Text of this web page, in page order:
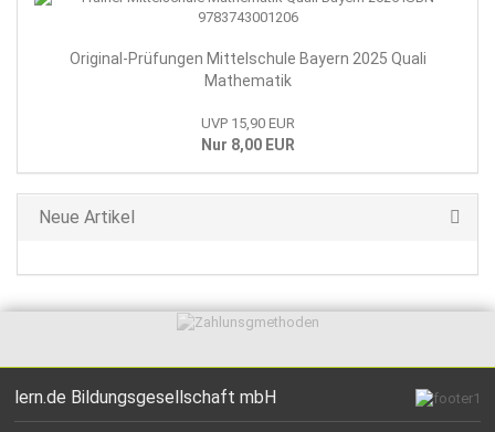
Original-Prüfungen Mittelschule Bayern 2025 Quali
Mathematik
UVP 15,90 EUR
Nur 8,00 EUR
Neue Artikel
lern.de Bildungsgesellschaft mbH